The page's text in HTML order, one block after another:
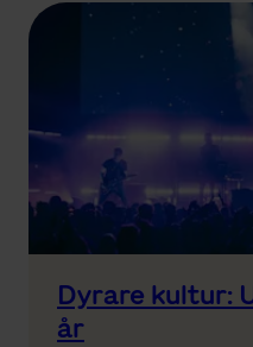
Dyrare kultur:
år